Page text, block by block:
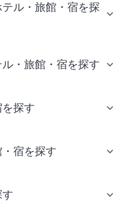
ル・旅館・宿を探
・旅館・宿を探す
探す
宿を探す